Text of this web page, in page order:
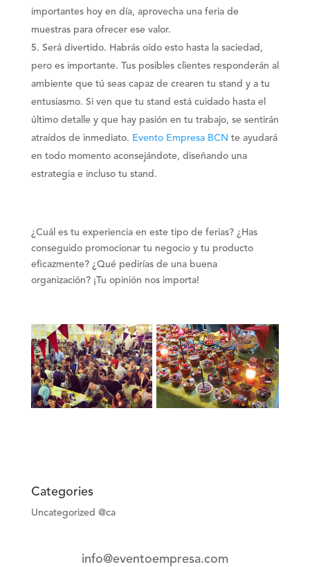
importantes hoy en día, aprovecha una feria de
muestras para ofrecer ese valor.
Será divertido. Habrás oído esto hasta la saciedad,
pero es importante. Tus posibles clientes responderán al
ambiente que tú seas capaz de crearen tu stand y a tu
entusiasmo. Si ven que tu stand está cuidado hasta el
último detalle y que hay pasión en tu trabajo, se sentirán
atraídos de inmediato. Evento Empresa BCN te ayudará
en todo momento aconsejándote, diseñando una
estrategia e incluso tu stand.
¿Cuál es tu experiencia en este tipo de ferias? ¿Has
conseguido promocionar tu negocio y tu producto
eficazmente? ¿Qué pedirías de una buena
organización? ¡Tu opinión nos importa!
Categories
Uncategorized @ca
info@eventoempresa.com